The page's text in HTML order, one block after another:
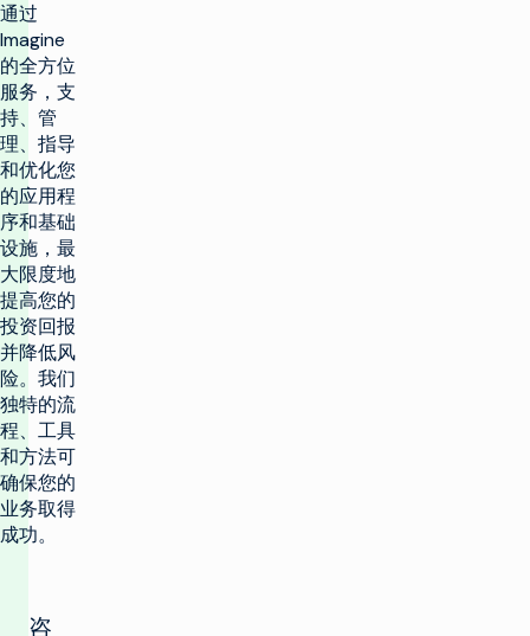
通过
Imagine
的全方位
服务，支
持、管
理、指导
和优化您
的应用程
序和基础
设施，最
大限度地
提高您的
投资回报
并降低风
险。我们
独特的流
程、工具
和方法可
确保您的
业务取得
成功。
咨